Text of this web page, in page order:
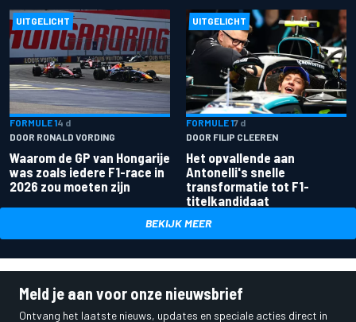
UITGELICHT
FORMULE 14 d
DOOR RONALD VORDING
Waarom de GP van Hongarije
was zoals iedere F1-race in
2026 zou moeten zijn
UITGELICHT
FORMULE 17 d
DOOR FILIP CLEEREN
Het opvallende aan
Antonelli's snelle
transformatie tot F1-
titelkandidaat
BEKIJK MEER
Meld je aan voor onze nieuwsbrief
Ontvang het laatste nieuws, updates en speciale acties direct in